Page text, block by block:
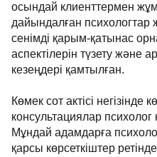
осындай клиенттермен
дайындалған психологтар
сенімді қарым-қатынас
аспектілерін түзету және
кезеңдері қамтылған.
Көмек сот актісі негізінде
консультациялар психолог
Мұндай адамдарға
қарсы көрсеткіштер